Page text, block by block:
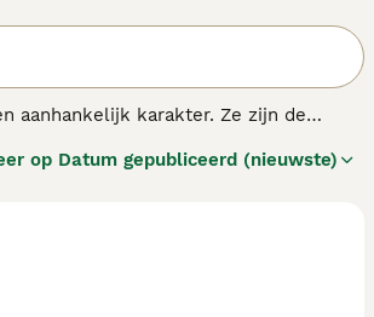
aanhankelijk karakter. Ze zijn de
tijdens haar regeerperiode in de
op Datum gepubliceerd (nieuwste)